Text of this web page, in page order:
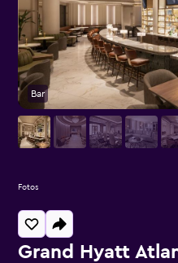
Grand Hyatt
Bar
Fotos